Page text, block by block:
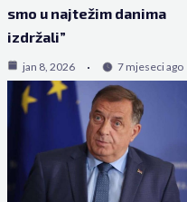
smo u najtežim danima
izdržali”
jan 8, 2026 7 mjeseci ago